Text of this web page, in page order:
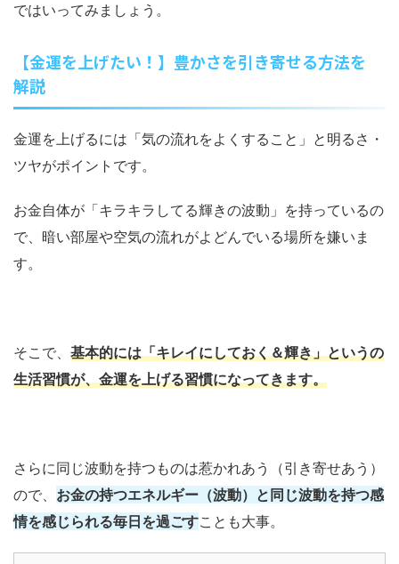
ではいってみましょう。
【金運を上げたい！】豊かさを引き寄せる方法を
解説
金運を上げるには「気の流れをよくすること」と明るさ・
ツヤがポイントです。
お金自体が「キラキラしてる輝きの波動」を持っているの
で、暗い部屋や空気の流れがよどんでいる場所を嫌いま
す。
そこで、 基本的には「キレイにしておく＆輝き」というの
生活習慣が、金運を上げる習慣になってきます。
さらに同じ波動を持つものは惹かれあう（引き寄せあう）
ので、 お金の持つエネルギー（波動）と同じ波動を持つ感
情を感じられる毎日を過ごすことも大事。